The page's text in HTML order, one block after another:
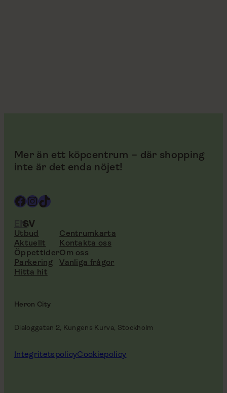
Mer än ett köpcentrum – där shopping
inte är det enda nöjet!
Facebook
Instagram
TikTok
ENSV
Utbud
Aktuellt
Öppettider
Parkering
Hitta hit
Centrumkarta
Kontakta oss
Om oss
Vanliga frågor
Heron City
Dialoggatan 2, Kungens Kurva, Stockholm
IntegritetspolicyCookiepolicy